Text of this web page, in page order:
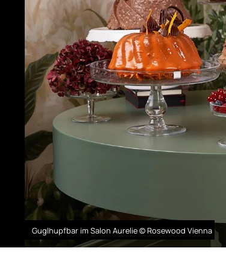
Guglhupfbar im Salon Aurelie © Rosewood Vienna